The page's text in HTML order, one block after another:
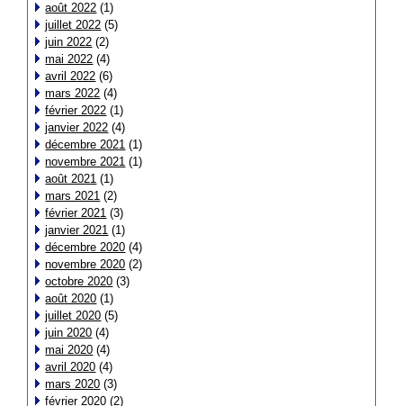
août 2022 (1)
juillet 2022 (5)
juin 2022 (2)
mai 2022 (4)
avril 2022 (6)
mars 2022 (4)
février 2022 (1)
janvier 2022 (4)
décembre 2021 (1)
novembre 2021 (1)
août 2021 (1)
mars 2021 (2)
février 2021 (3)
janvier 2021 (1)
décembre 2020 (4)
novembre 2020 (2)
octobre 2020 (3)
août 2020 (1)
juillet 2020 (5)
juin 2020 (4)
mai 2020 (4)
avril 2020 (4)
mars 2020 (3)
février 2020 (2)